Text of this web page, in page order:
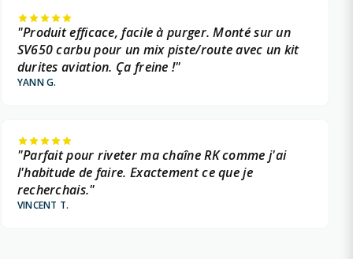
"Produit efficace, facile à purger. Monté sur un
SV650 carbu pour un mix piste/route avec un kit
durites aviation. Ça freine !"
YANN G.
"Parfait pour riveter ma chaîne RK comme j'ai
l'habitude de faire. Exactement ce que je
recherchais."
VINCENT T.